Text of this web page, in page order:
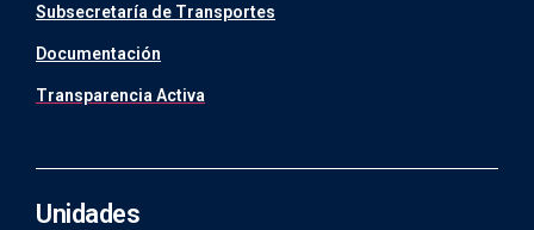
Subsecretaría de Transportes
Documentación
Transparencia Activa
Unidades